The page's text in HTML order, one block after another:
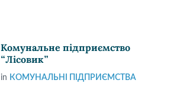
Комунальне підприємство
“Лісовик”
in КОМУНАЛЬНІ ПІДПРИЄМСТВА